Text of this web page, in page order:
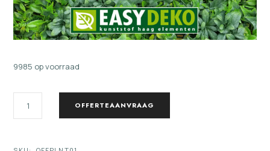
9985 op voorraad
PLANTENWAND
KUNST
AANTAL
OFFERTEAANVRAAG